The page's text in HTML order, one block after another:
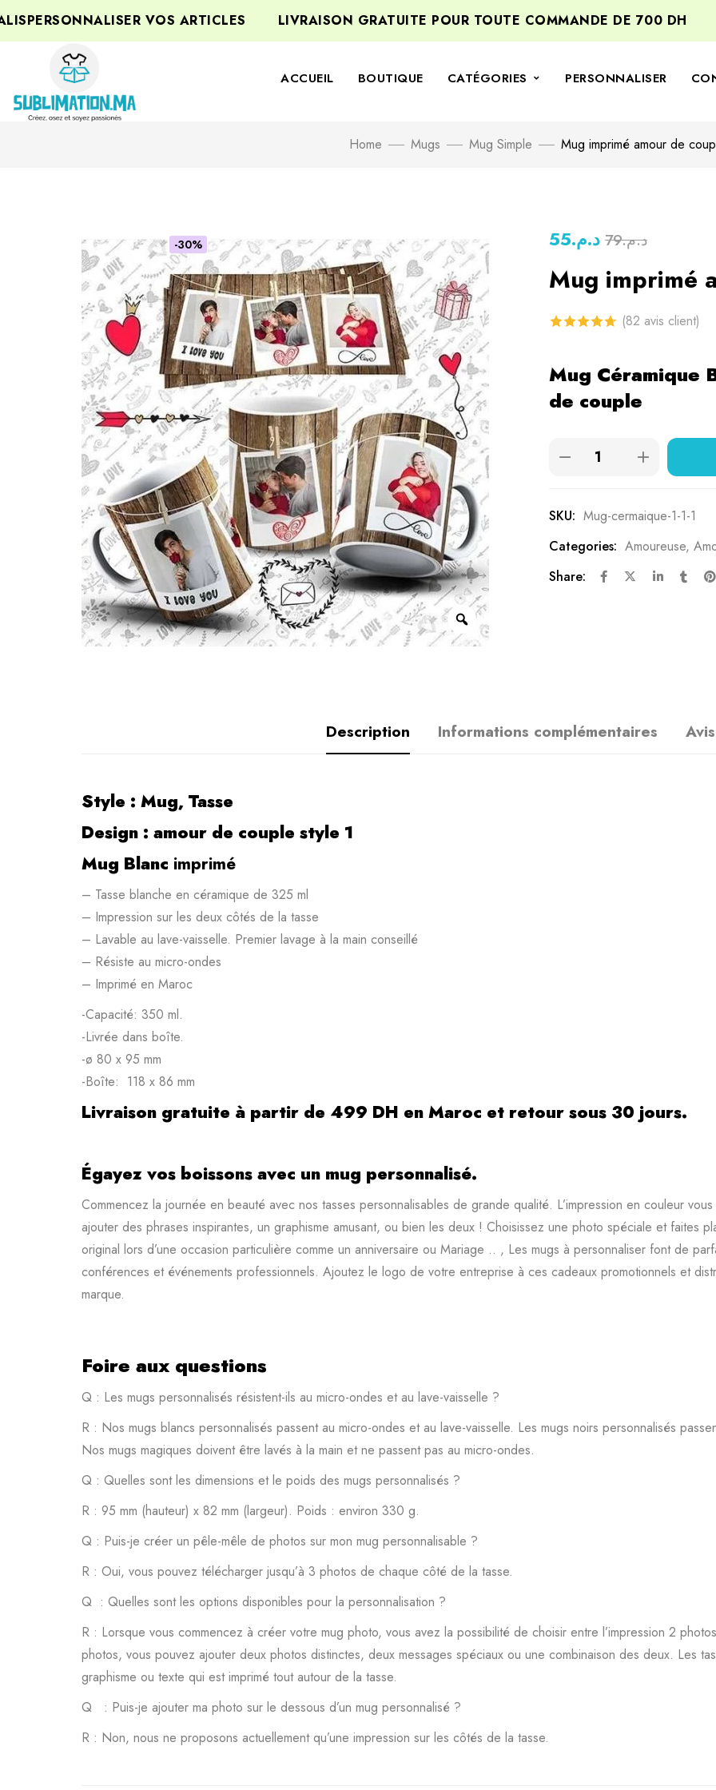
VOS ARTICLES LIVRAISON GRATUITE POUR TOUTE COMMANDE DE 700 DH
ACCUEIL BOUTIQUE CATÉGORIES PERSONNALISER
Home Mugs Mug Simple Mug imprimé amour de
-30% د.م.55 د.م.79
Mug imprimé
basé sur
notations
(82 avis client)
Mug Céramique
de couple
SKU: Mug-cermaique-1-1-1
Categories: Amoureuse,
Share:
Description Informations complémentaires
Style : Mug, Tasse
Design : amour de couple style 1
Mug Blanc imprimé
– Tasse blanche en céramique de 325 ml
– Impression sur les deux côtés de la tasse
– Lavable au lave-vaisselle. Premier lavage à la main conseillé
– Résiste au micro-ondes
– Imprimé en Maroc
-Capacité: 350 ml.
-Livrée dans boîte.
-ø 80 x 95 mm
-Boîte: 118 x 86 mm
Livraison gratuite à partir de 499 DH en Maroc et retour sous 30 jours.
Égayez vos boissons avec un mug personnalisé.
Commencez la journée en beauté avec nos tasses personnalisables de grande qualité. L’impression en couleur
ajouter des phrases inspirantes, un graphisme amusant, ou bien les deux ! Choisissez une photo spéciale et faites
original lors d’une occasion particulière comme un anniversaire ou Mariage .. , Les mugs à personnaliser font de
conférences et événements professionnels. Ajoutez le logo de votre entreprise à ces cadeaux promotionnels et
marque.
Foire aux questions
Q : Les mugs personnalisés résistent-ils au micro-ondes et au lave-vaisselle ?
R : Nos mugs blancs personnalisés passent au micro-ondes et au lave-vaisselle. Les mugs noirs personnalisés
Nos mugs magiques doivent être lavés à la main et ne passent pas au micro-ondes.
Q : Quelles sont les dimensions et le poids des mugs personnalisés ?
R : 95 mm (hauteur) x 82 mm (largeur). Poids : environ 330 g.
Q : Puis-je créer un pêle-mêle de photos sur mon mug personnalisable ?
R : Oui, vous pouvez télécharger jusqu’à 3 photos de chaque côté de la tasse.
Q : Quelles sont les options disponibles pour la personnalisation ?
R : Lorsque vous commencez à créer votre mug photo, vous avez la possibilité de choisir entre l’impression 2
photos, vous pouvez ajouter deux photos distinctes, deux messages spéciaux ou une combinaison des deux. Les
graphisme ou texte qui est imprimé tout autour de la tasse.
Q : Puis-je ajouter ma photo sur le dessous d’un mug personnalisé ?
R : Non, nous ne proposons actuellement qu’une impression sur les côtés de la tasse.